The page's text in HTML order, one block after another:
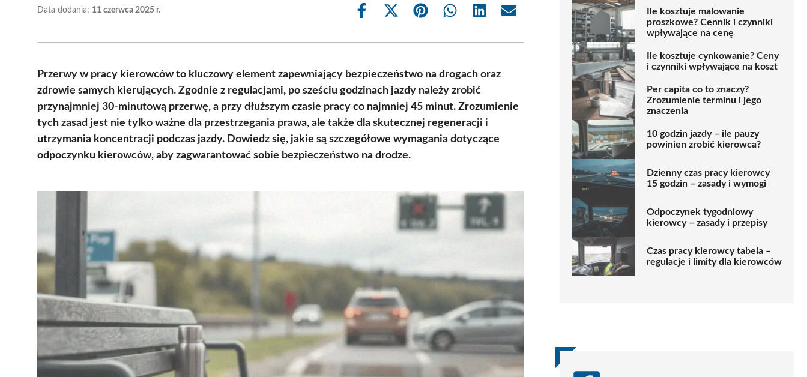
Data dodania: 11 czerwca 2025 r.
Share
Share
(Twitter)
Share Share Share Share
Przerwy w pracy kierowców to kluczowy element zapewniający bezpieczeństwo na drogach oraz
zdrowie samych kierujących. Zgodnie z regulacjami, po sześciu godzinach jazdy należy zrobić
przynajmniej 30-minutową przerwę, a przy dłuższym czasie pracy co najmniej 45 minut. Zrozumienie
tych zasad jest nie tylko ważne dla przestrzegania prawa, ale także dla skutecznej regeneracji i
utrzymania koncentracji podczas jazdy. Dowiedz się, jakie są szczegółowe wymagania dotyczące
odpoczynku kierowców, aby zagwarantować sobie bezpieczeństwo na drodze.
Ile kosztuje malowanie
proszkowe? Cennik i czynniki
wpływające na cenę
Ile kosztuje cynkowanie? Ceny
i czynniki wpływające na koszt
Per capita co to znaczy?
Zrozumienie terminu i jego
znaczenia
10 godzin jazdy – ile pauzy
powinien zrobić kierowca?
Dzienny czas pracy kierowcy
15 godzin – zasady i wymogi
Odpoczynek tygodniowy
kierowcy – zasady i przepisy
Czas pracy kierowcy tabela –
regulacje i limity dla kierowców